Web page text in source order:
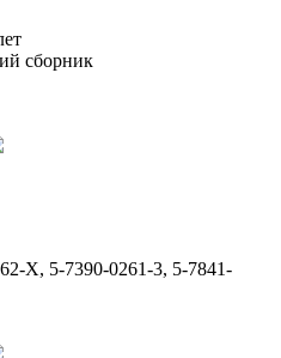
сборник
X, 5-7390-0261-3, 5-7841-